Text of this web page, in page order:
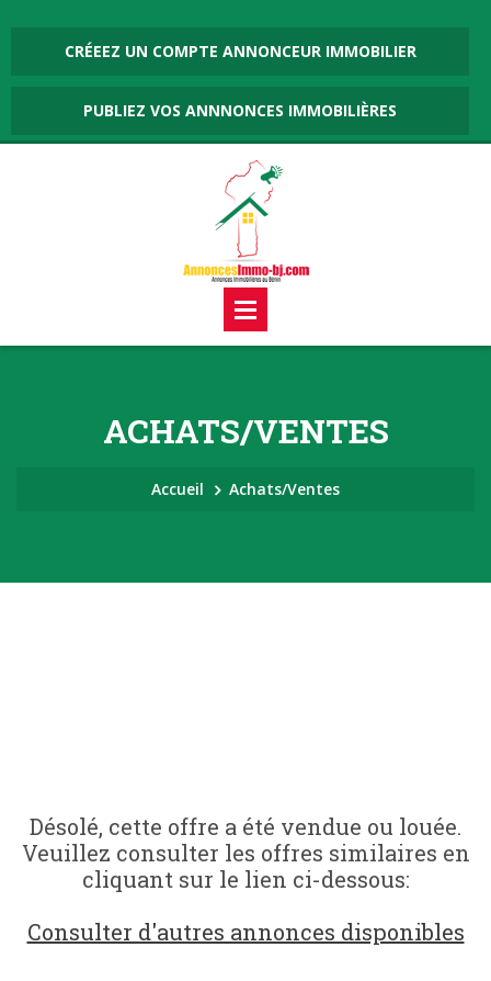
CRÉEEZ UN COMPTE ANNONCEUR IMMOBILIER
PUBLIEZ VOS ANNNONCES IMMOBILIÈRES
ACHATS/VENTES
Accueil Achats/Ventes
Désolé, cette offre a été vendue ou louée.
Veuillez consulter les offres similaires en
cliquant sur le lien ci-dessous:
Consulter d'autres annonces disponibles